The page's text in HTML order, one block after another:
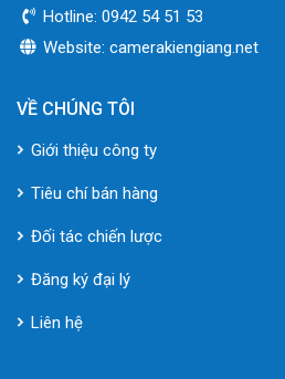
Hotline: 0942 54 51 53
Website: camerakiengiang.net
VỀ CHÚNG TÔI
Giới thiệu công ty
Tiêu chí bán hàng
Đối tác chiến lược
Đăng ký đại lý
Liên hệ